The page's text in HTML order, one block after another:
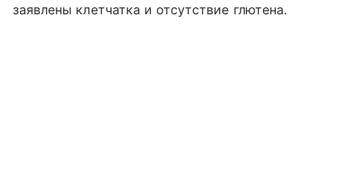
заявлены клетчатка и отсутствие глютена.